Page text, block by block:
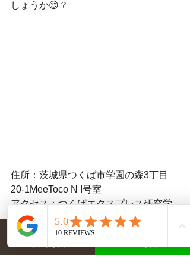
しょうか😌？
住所：茨城県つくば市学園の森3丁目
20-1MeeToco N I号室
アクセス：つくばエクスプレス研究学
園駅より車で9分